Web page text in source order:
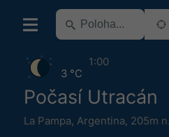
Počasí Utracán
La Pampa, Argentina, 205m
3 °C
1:00